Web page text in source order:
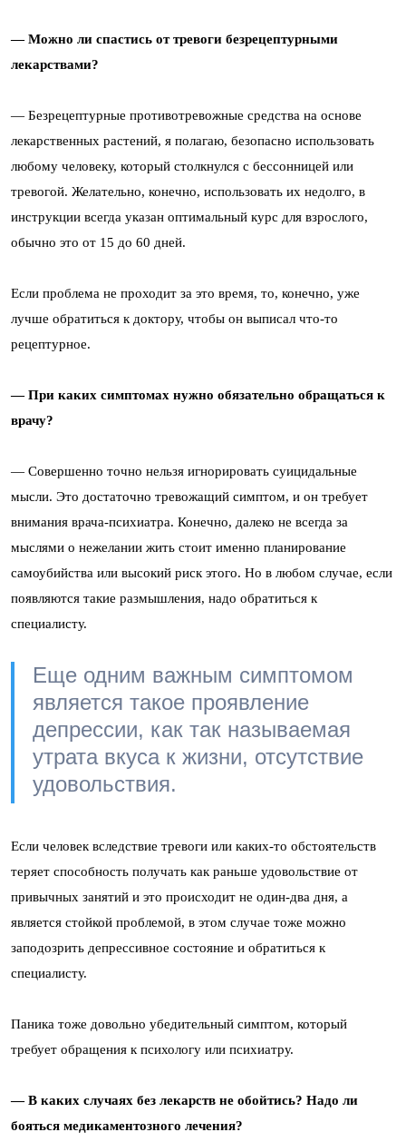
— Можно ли спастись от тревоги безрецептурными
лекарствами?
— Безрецептурные противотревожные средства на основе
лекарственных растений, я полагаю, безопасно использовать
любому человеку, который столкнулся с бессонницей или
тревогой. Желательно, конечно, использовать их недолго, в
инструкции всегда указан оптимальный курс для взрослого,
обычно это от 15 до 60 дней.
Если проблема не проходит за это время, то, конечно, уже
лучше обратиться к доктору, чтобы он выписал что-то
рецептурное.
— При каких симптомах нужно обязательно обращаться к
врачу?
— Совершенно точно нельзя игнорировать суицидальные
мысли. Это достаточно тревожащий симптом, и он требует
внимания врача-психиатра. Конечно, далеко не всегда за
мыслями о нежелании жить стоит именно планирование
самоубийства или высокий риск этого. Но в любом случае, если
появляются такие размышления, надо обратиться к
специалисту.
Еще одним важным симптомом
является такое проявление
депрессии, как так называемая
утрата вкуса к жизни, отсутствие
удовольствия.
Если человек вследствие тревоги или каких-то обстоятельств
теряет способность получать как раньше удовольствие от
привычных занятий и это происходит не один-два дня, а
является стойкой проблемой, в этом случае тоже можно
заподозрить депрессивное состояние и обратиться к
специалисту.
Паника тоже довольно убедительный симптом, который
требует обращения к психологу или психиатру.
— В каких случаях без лекарств не обойтись? Надо ли
бояться медикаментозного лечения?